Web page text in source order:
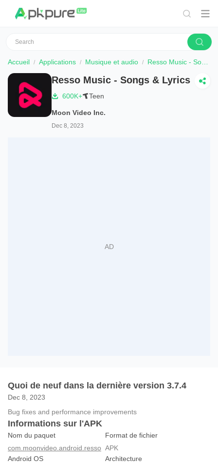
Accueil Applications Musique et audio Resso Music - Songs & Lyrics
Resso Music - Songs & Lyrics
600K+ Teen
Moon Video Inc.
Dec 8, 2023
Quoi de neuf dans la dernière version 3.7.4
Dec 8, 2023
Bug fixes and performance improvements
Informations sur l'APK
Nom du paquet
com.moonvideo.android.resso
Format de fichier
APK
Android OS
Architecture